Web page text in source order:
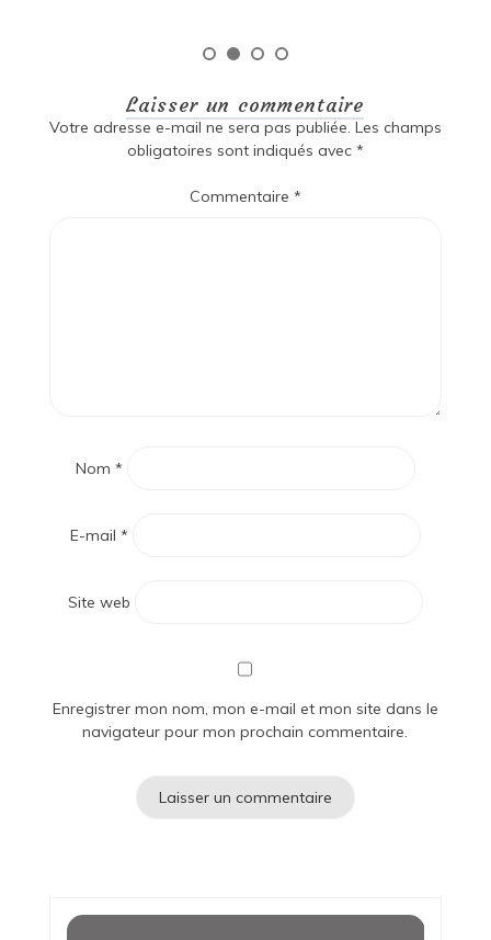
Laisser un commentaire
Votre adresse e-mail ne sera pas publiée. Les champs
obligatoires sont indiqués avec *
Commentaire *
Nom *
E-mail *
Site web
Enregistrer mon nom, mon e-mail et mon site dans le
navigateur pour mon prochain commentaire.